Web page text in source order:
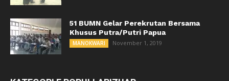
51 BUMN Gelar Perekrutan Bersama
Khusus Putra/Putri Papua
MANOKWARI November 1, 2019